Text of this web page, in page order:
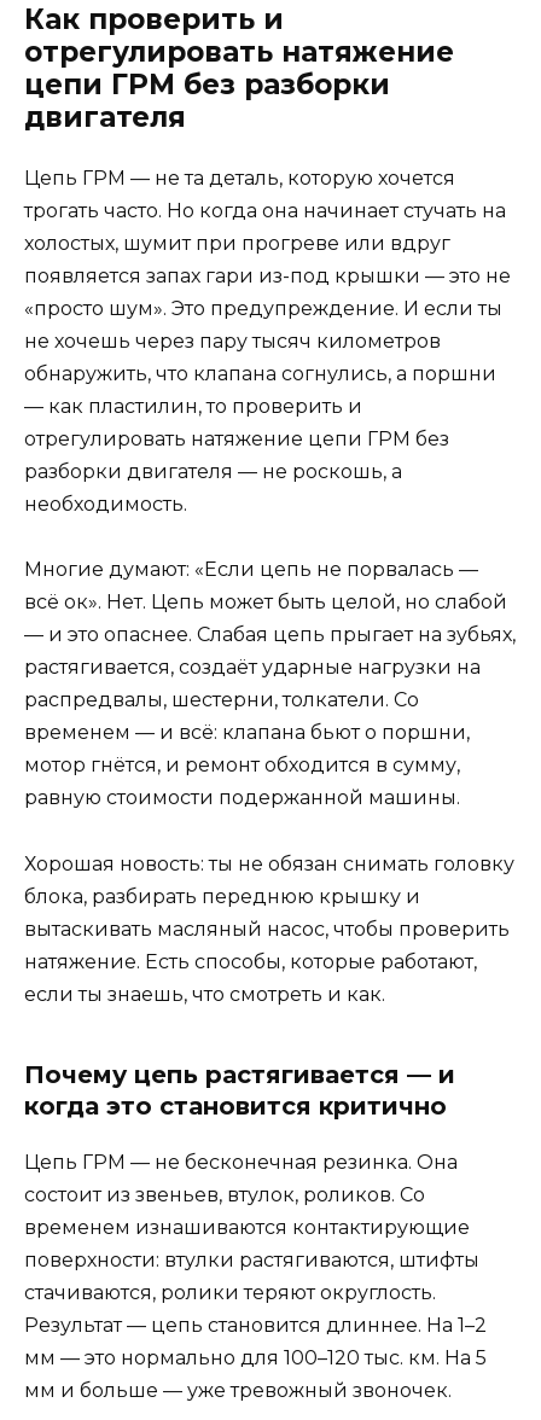
Как проверить и
отрегулировать натяжение
цепи ГРМ без разборки
двигателя
Цепь ГРМ — не та деталь, которую хочется
трогать часто. Но когда она начинает стучать на
холостых, шумит при прогреве или вдруг
появляется запах гари из-под крышки — это не
«просто шум». Это предупреждение. И если ты
не хочешь через пару тысяч километров
обнаружить, что клапана согнулись, а поршни
— как пластилин, то проверить и
отрегулировать натяжение цепи ГРМ без
разборки двигателя — не роскошь, а
необходимость.
Многие думают: «Если цепь не порвалась —
всё ок». Нет. Цепь может быть целой, но слабой
— и это опаснее. Слабая цепь прыгает на зубьях,
растягивается, создаёт ударные нагрузки на
распредвалы, шестерни, толкатели. Со
временем — и всё: клапана бьют о поршни,
мотор гнётся, и ремонт обходится в сумму,
равную стоимости подержанной машины.
Хорошая новость: ты не обязан снимать головку
блока, разбирать переднюю крышку и
вытаскивать масляный насос, чтобы проверить
натяжение. Есть способы, которые работают,
если ты знаешь, что смотреть и как.
Почему цепь растягивается — и
когда это становится критично
Цепь ГРМ — не бесконечная резинка. Она
состоит из звеньев, втулок, роликов. Со
временем изнашиваются контактирующие
поверхности: втулки растягиваются, штифты
стачиваются, ролики теряют округлость.
Результат — цепь становится длиннее. На 1–2
мм — это нормально для 100–120 тыс. км. На 5
мм и больше — уже тревожный звоночек.